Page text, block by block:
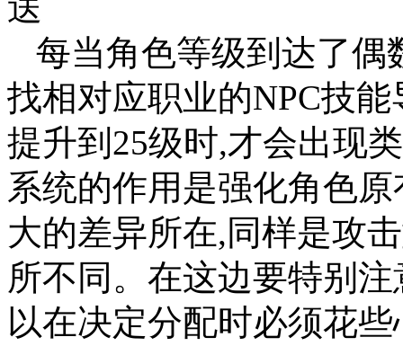
每当角色等级到达了偶
找相对应职业的NPC技
提升到25级时,才会出现
系统的作用是强化角色
大的差异所在,同样是攻
所不同。在这边要特别
以在决定分配时必须花